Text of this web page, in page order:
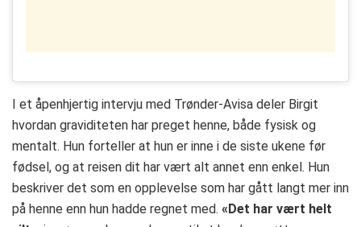
I et åpenhjertig intervju med Trønder-Avisa deler Birgit
hvordan graviditeten har preget henne, både fysisk og
mentalt. Hun forteller at hun er inne i de siste ukene før
fødsel, og at reisen dit har vært alt annet enn enkel. Hun
beskriver det som en opplevelse som har gått langt mer inn
på henne enn hun hadde regnet med. «Det har vært helt